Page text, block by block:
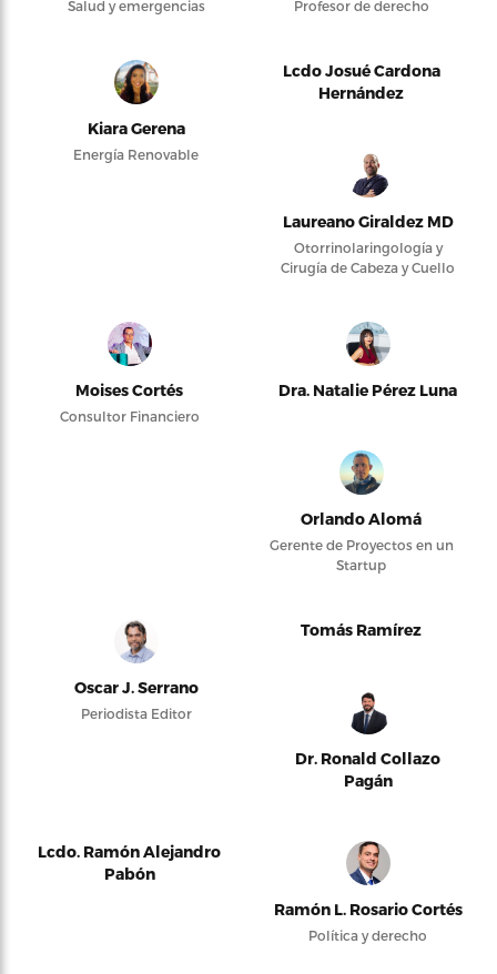
Salud y emergencias Profesor de derecho
Kiara Gerena
Energía Renovable
Lcdo Josué Cardona
Hernández
Laureano Giraldez MD
Otorrinolaringología y
Cirugía de Cabeza y Cuello
Moises Cortés
Consultor Financiero
Dra. Natalie Pérez Luna
Orlando Alomá
Gerente de Proyectos en un
Startup
Oscar J. Serrano
Periodista Editor
Tomás Ramírez
Dr. Ronald Collazo
Pagán
Lcdo. Ramón Alejandro
Pabón
Ramón L. Rosario Cortés
Política y derecho